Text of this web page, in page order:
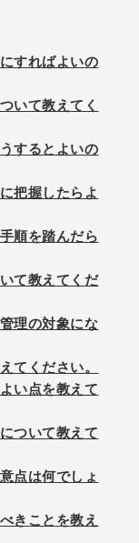
すればよいの
いて教えてく
するとよいの
把握したらよ
順を踏んだら
て教えてくだ
理の対象にな
てください。
い点を教えて
ついて教えて
点は何でしょ
きことを教え